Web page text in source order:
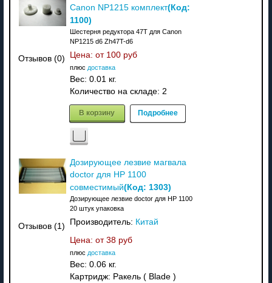
Отзывов (0)
Canon NP1215 комплект(Код:
1100)
Шестерня редуктора 47T для Canon
NP1215 d6 Zh47T-d6
Цена: от 100 руб
плюс доставка
Вес: 0.01 кг.
Количество на складе: 2
В корзину Подробнее
Отзывов (1)
Дозирующее лезвие магвала
doctor для HP 1100
совместимый(Код: 1303)
Дозирующее лезвие doctor для HP 1100
20 штук упаковка
Производитель: Китай
Цена: от 38 руб
плюс доставка
Вес: 0.06 кг.
Картридж: Ракель ( Blade )